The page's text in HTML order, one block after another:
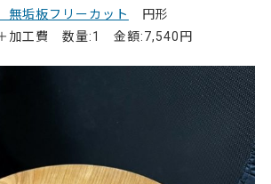
垢板フリーカット
円形
加工費 数量:1 金額:7,540円